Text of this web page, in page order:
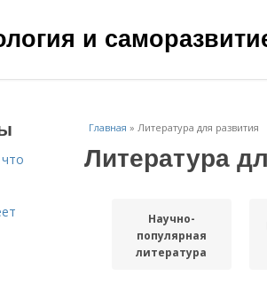
и
Главная » Литература для развития
Литература
Научно-
популярная
литература